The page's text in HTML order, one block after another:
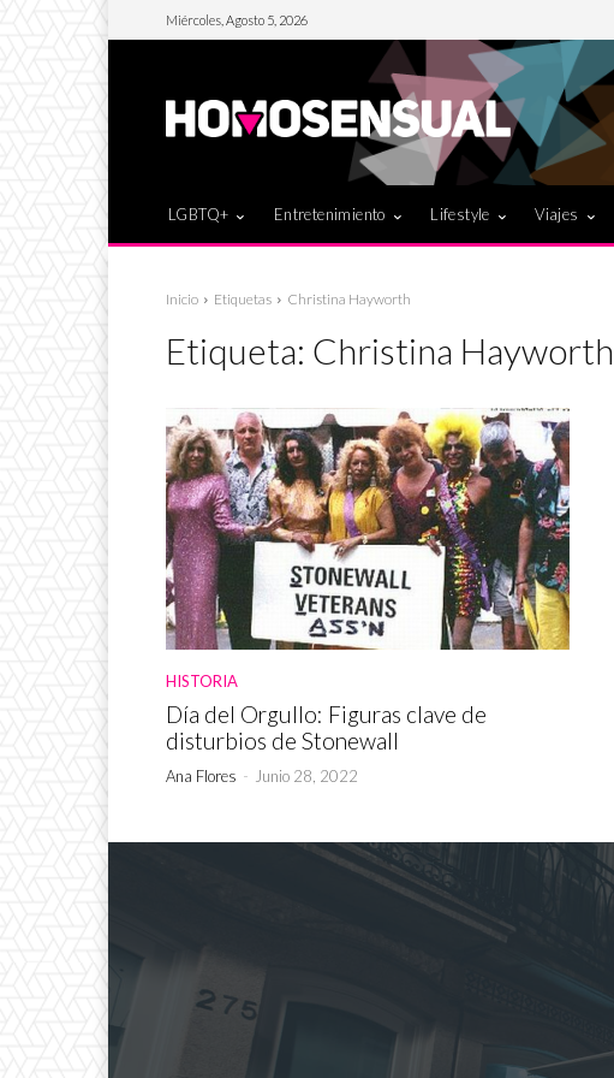
Miércoles, Agosto 5, 2026
LGBTQ+ Entretenimiento Lifestyle Viajes
Inicio Etiquetas Christina Hayworth
Etiqueta: Christina Hayworth
HISTORIA
Día del Orgullo: Figuras clave de
disturbios de Stonewall
Ana Flores - Junio 28, 2022